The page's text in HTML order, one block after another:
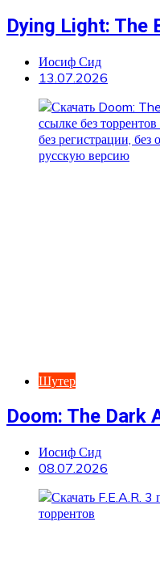
Dying Light: The
Иосиф Сид
13.07.2026
Шутер
Doom: The Dark
Иосиф Сид
08.07.2026